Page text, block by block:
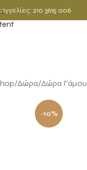
210 3615 006
Δώρα Δώρα Γάμου
-10%